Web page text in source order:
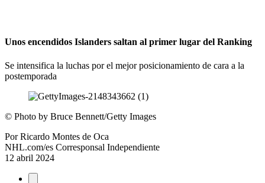
Unos encendidos Islanders saltan al primer lugar del Ranking
Se intensifica la luchas por el mejor posicionamiento de cara a la
postemporada
© Photo by Bruce Bennett/Getty Images
Por Ricardo Montes de Oca
NHL.com/es Corresponsal Independiente
12 abril 2024